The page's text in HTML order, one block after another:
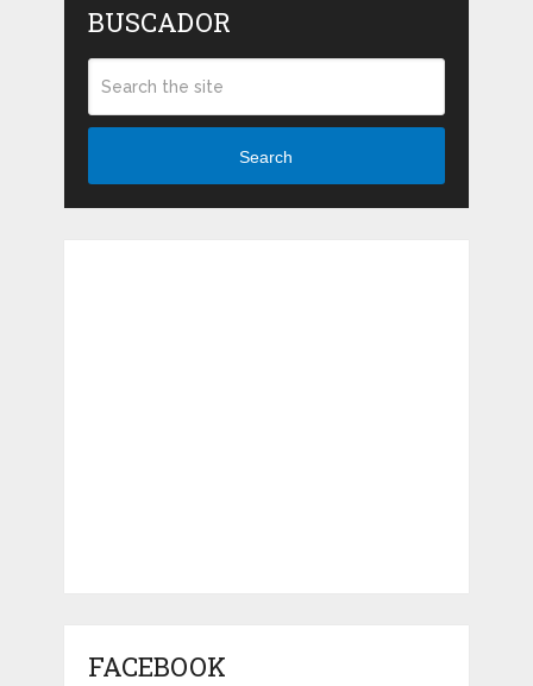
BUSCADOR
Search
FACEBOOK